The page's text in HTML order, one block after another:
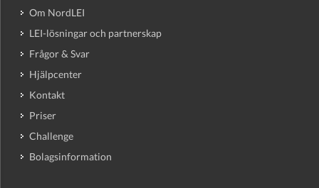
Om NordLEI
LEI-lösningar och partnerskap
Frågor & Svar
Hjälpcenter
Kontakt
Priser
Challenge
Bolagsinformation